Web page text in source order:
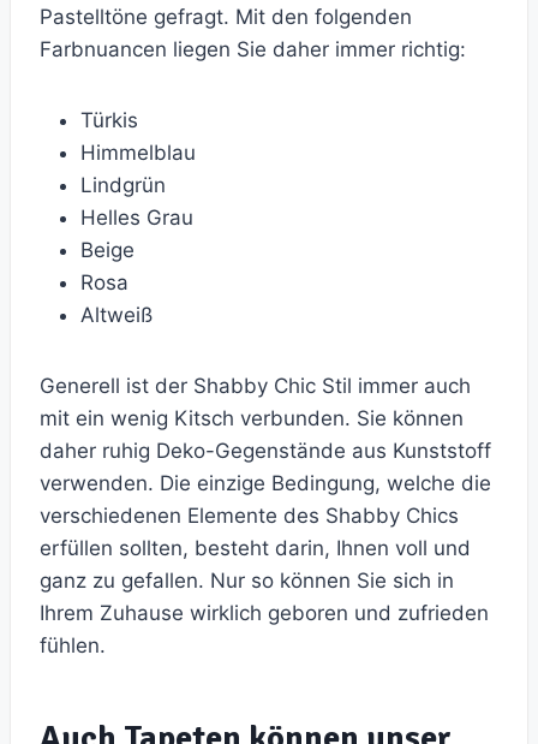
Pastelltöne gefragt. Mit den folgenden
Farbnuancen liegen Sie daher immer richtig:
Türkis
Himmelblau
Lindgrün
Helles Grau
Beige
Rosa
Altweiß
Generell ist der Shabby Chic Stil immer auch
mit ein wenig Kitsch verbunden. Sie können
daher ruhig Deko-Gegenstände aus Kunststoff
verwenden. Die einzige Bedingung, welche die
verschiedenen Elemente des Shabby Chics
erfüllen sollten, besteht darin, Ihnen voll und
ganz zu gefallen. Nur so können Sie sich in
Ihrem Zuhause wirklich geboren und zufrieden
fühlen.